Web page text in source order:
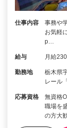
仕事内容
事務や
お気軽
p…
給与 月給
勤務地
栃木県
レール
応募資格
無資格
職場を
の方大